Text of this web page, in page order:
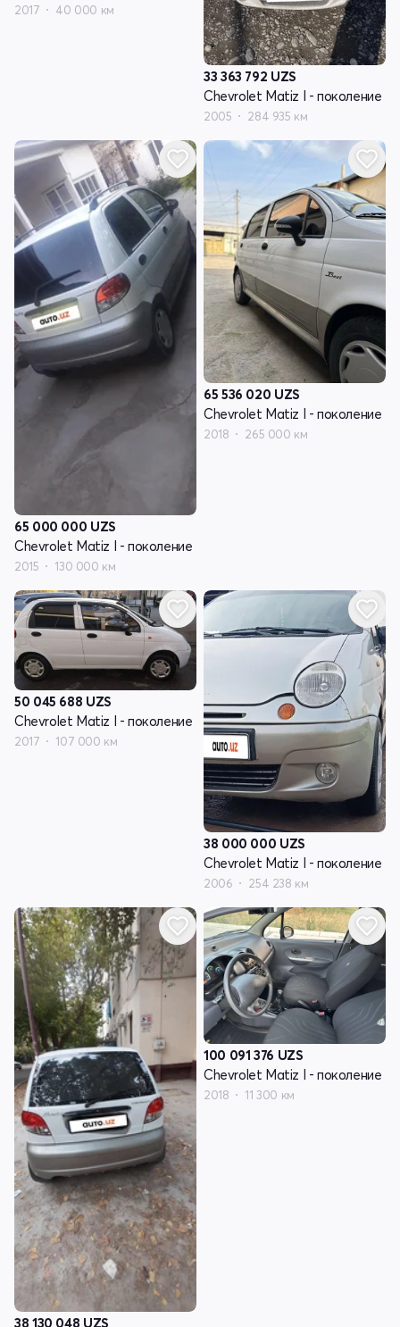
2017 40 000 км
33 363 792 UZS
Chevrolet Matiz I - поколение
2005 284 935 км
65 000 000 UZS
Chevrolet Matiz I - поколение
2015 130 000 км
65 536 020 UZS
Chevrolet Matiz I - поколение
2018 265 000 км
50 045 688 UZS
Chevrolet Matiz I - поколение
2017 107 000 км
38 000 000 UZS
Chevrolet Matiz I - поколение
2006 254 238 км
38 130 048 UZS
100 091 376 UZS
Chevrolet Matiz I - поколение
2018 11 300 км